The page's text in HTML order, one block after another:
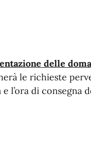
delle
le richieste
l’ora di consegna